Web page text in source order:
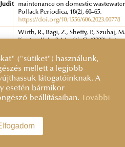
maintenance on domestic
Pollack Periodica, 18(2), 60–65.
https://doi.org/10.1556/606.2023.00778
Wirth, R., Bagi, Z., Shetty, P., Szuhaj,
Kovács, K. L., & Maróti, G. (2023).
guided multi-omics analysis of
plants. The ISME Journal, 17(8),
https://doi.org/10.1038/s41396-023-
Plaček, M., Němec, J., Svidroňová, M.
Kovacs, E. (2023). Civil Society Versus
Governments and Central
Cañedo, A., Demeter, M., & Goyanes,
nonpartisan, the equidistant and
("sütiket") használunk,
mellett a legjobb
látogatóinknak. A
esetén bármikor
beállításaiban.
További